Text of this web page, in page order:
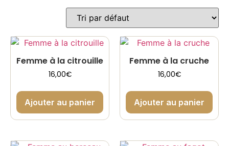
Femme à la citrouille
16,00€
Ajouter au panier
Femme à la cruche
16,00€
Ajouter au panier